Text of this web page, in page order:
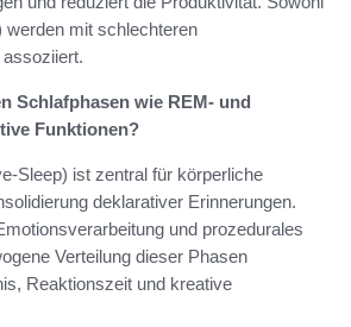
werden mit schlechteren
Schlafphasen wie REM- und
Funktionen?
Sleep) ist zentral für körperliche
deklarativer Erinnerungen.
und prozedurales
Verteilung dieser Phasen
Reaktionszeit und kreative